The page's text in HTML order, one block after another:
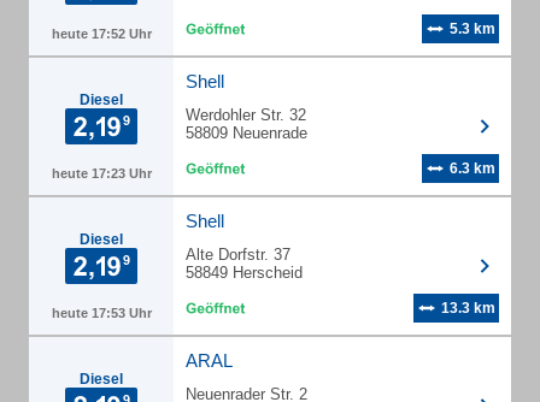
heute 17:52 Uhr 5.3 km
Diesel
heute 17:23 Uhr
Shell
Werdohler Str. 32
58809 Neuenrade
6.3 km
Diesel
heute 17:53 Uhr
Shell
Alte Dorfstr. 37
58849 Herscheid
13.3 km
Diesel
ARAL
Neuenrader Str. 2